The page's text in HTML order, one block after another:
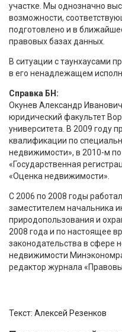
участке. Мы однозначно
возможности,
подготовлено и в
правовых базах данных.
В ситуации с таунхаусами
в его ненадлежащем
Справка БН:
Окунев Александр
юридический факультет
университета. В 2009 году
квалификации по
недвижимости», в 2010-м
«Государственная
«Оценка недвижимости».
С 2006 по 2008 годы
заместителем начальника
природопользования и
2008 года и по настоящее
законодательства в сфере
недвижимости
редактор журнала
Текст: Алексей Резенков